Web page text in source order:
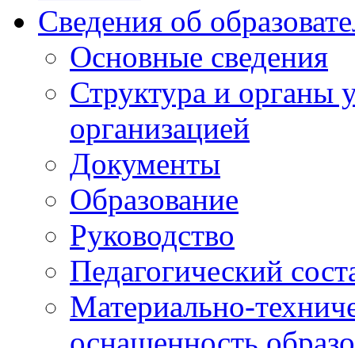
Сведения об
Основные сведения
Структура и органы
организацией
Документы
Образование
Руководство
Педагогический
Материально-